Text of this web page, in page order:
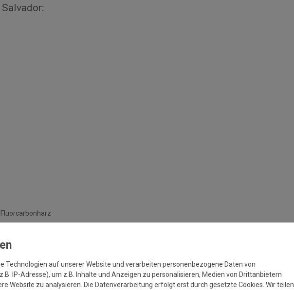
Technologien auf unserer Website und verarbeiten personenbezogene Daten von
IP-Adresse), um z.B. Inhalte und Anzeigen zu personalisieren, Medien von Drittanbietern
Website zu analysieren. Die Datenverarbeitung erfolgt erst durch gesetzte Cookies. Wir teilen